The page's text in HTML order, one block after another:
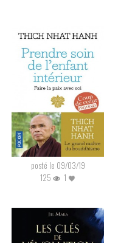
posté le 09/03/19
125
1